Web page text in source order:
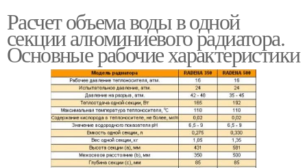
Расчет объема воды в одной
секции алюминиевого радиатора.
Основные рабочие характеристики